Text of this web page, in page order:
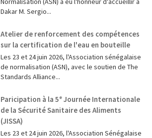
Dakar M. Sergio...
Atelier de renforcement des compétences
sur la certification de l'eau en bouteille
Les 23 et 24 juin 2026, l'Association sénégalaise
de normalisation (ASN), avec le soutien de The
Standards Alliance...
Paricipation à la 5ᵉ Journée Internationale
de la Sécurité Sanitaire des Aliments
(JISSA)
‎Les 23 et 24 juin 2026, l'Association Sénégalaise